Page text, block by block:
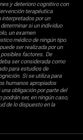
y deterioro cognitivo con
terapéutica
interpretados por un
si un individuo
un examen
médico de ningún tipo.
ser realizada por un
factores. De
ser considerada como
para estudios de
Si se utiliza para
humanos apropiados
obligación por parte del
ser, en ningún caso,
de lo dispuesto en la